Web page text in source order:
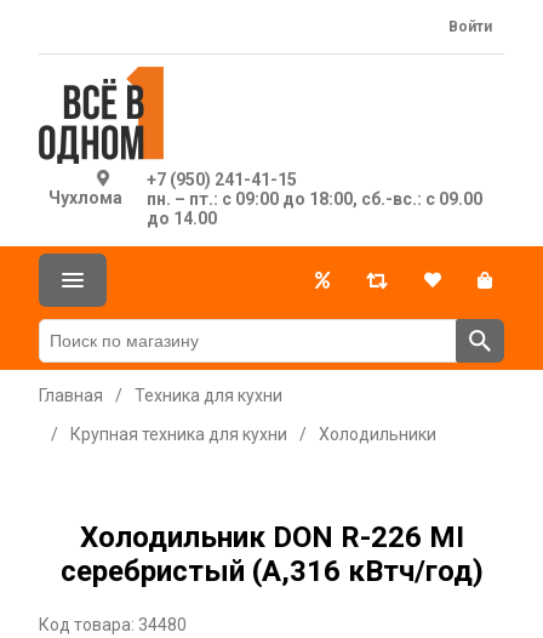
Чухлома
+7 (950) 241-41-15
пн. – пт.: с 09:00 до 18:00, сб.-вс.: с 09.00
до 14.00
Войти
Главная /
Техника для кухни
/
Крупная техника для кухни / Холодильники
Холодильник DON R-226 MI
серебристый (A,316 кВтч/год)
Код товара: 34480